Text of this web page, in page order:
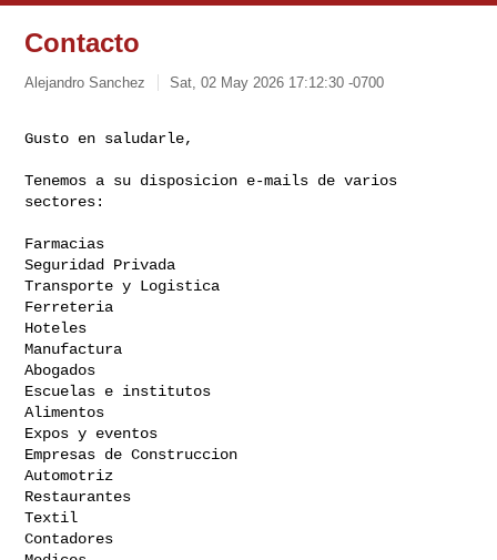
Contacto
Alejandro Sanchez Sat, 02 May 2026 17:12:30 -0700
Gusto en saludarle,
Tenemos a su disposicion e-mails de varios
sectores:
Farmacias
Seguridad Privada
Transporte y Logistica
Ferreteria
Hoteles
Manufactura
Abogados
Escuelas e institutos
Alimentos
Expos y eventos
Empresas de Construccion
Automotriz
Restaurantes
Textil
Contadores